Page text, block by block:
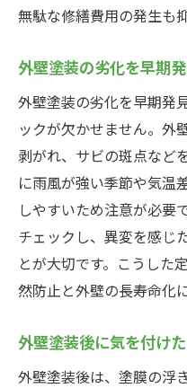
無駄な修繕費用の発生も
外壁塗装の劣化を早期
外壁塗装の劣化を早期発
ックが欠かせません。外
剥がれ、サビの斑点など
に雨風が強い季節や気温
しやすいため注意が必要
チェックし、異変を感じ
とが大切です。こうした
然防止と外壁の長寿命化
外壁塗装後に気を付け
外壁塗装後は、塗膜の浮